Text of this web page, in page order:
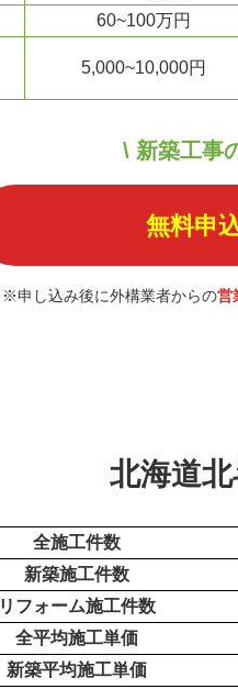
60~100万円
5,000~10,000円
\ 新築工事
無料申
※申し込み後に外構業者からの営
北海道
全施工件数
新築施工件数
リフォーム施工件数
全平均施工単価
新築平均施工単価